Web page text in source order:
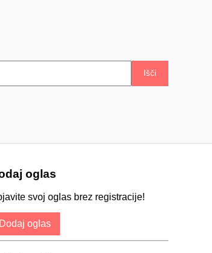
Išči
oglas
svoj oglas brez registracije!
Dodaj oglas